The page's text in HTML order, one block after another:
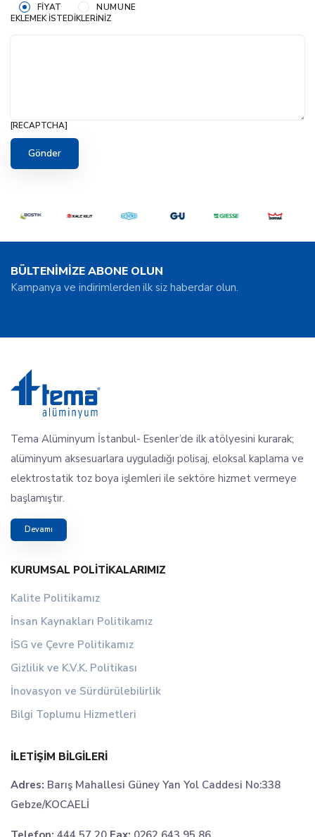
FIYAT
NUMUNE
EKLEMEK İSTEDIKLERINIZ
[RECAPTCHA]
BÜLTENİMİZE ABONE OLUN
Kampanya ve indirimlerden ilk siz haberdar olun.
Tema Alüminyum İstanbul- Esenler’de ilk atölyesini kurarak;
alüminyum aksesuarlara uyguladığı polisaj, eloksal kaplama ve
elektrostatik toz boya işlemleri ile sektöre hizmet vermeye
başlamıştır.
Devamı
KURUMSAL POLITIKALARIMIZ
Kalite Politikamız
İnsan Kaynakları Politikamız
İSG ve Çevre Politikamız
Gizlilik ve K.V.K. Politikası
İnovasyon ve Sürdürülebilirlik
Bilgi Toplumu Hizmetleri
İLETIŞIM BILGILERI
Adres: Barış Mahallesi Güney Yan Yol Caddesi No:338
Gebze/KOCAELİ